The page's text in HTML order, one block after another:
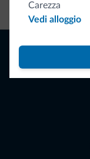
Carezza
Vedi alloggio